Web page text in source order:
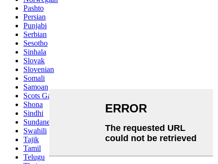
Pashto
Persian
Punjabi
Serbian
Sesotho
Sinhala
Slovak
Slovenian
Somali
Samoan
Scots Gaelic
Shona
Sindhi
Sundanese
Swahili
Tajik
Tamil
Telugu